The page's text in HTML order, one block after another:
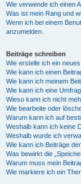
Wie verwende ich einen
Was ist mein Rang und
Wenn ich bei einem
anzumelden.
Beiträge schreiben
Wie erstelle ich ein
Wie kann ich einen
Wie kann ich meinem
Wie kann ich eine
Wieso kann ich nicht
Wie bearbeite oder
Warum kann ich auf
Weshalb kann ich keine
Weshalb wurde ich
Wie kann ich Beiträge
Was bewirkt die
Warum muss mein
Wie markiere ich ein